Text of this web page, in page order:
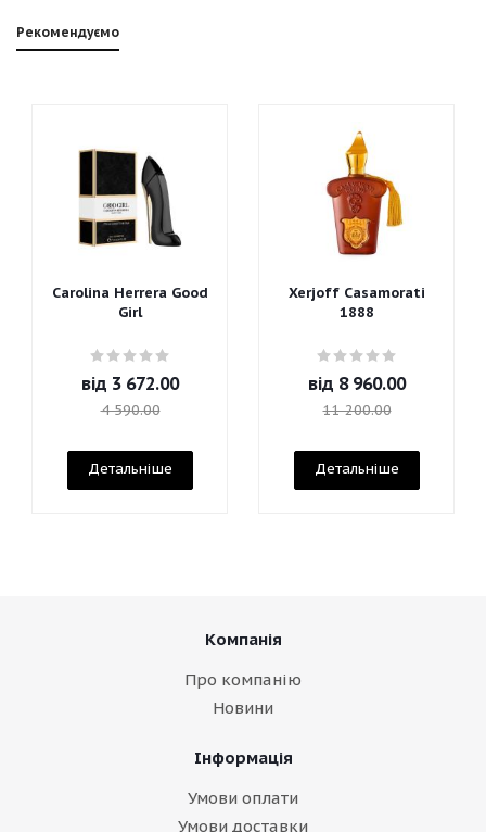
Рекомендуємо
Carolina Herrera Good
Girl
від 3 672.00
4 590.00
Детальніше
Xerjoff Casamorati
1888
від 8 960.00
11 200.00
Детальніше
Компанія
Про компанію
Новини
Інформація
Умови оплати
Умови доставки